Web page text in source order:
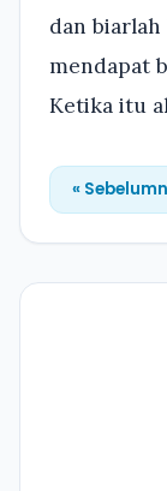
dan
mendapat
Ketika itu
«